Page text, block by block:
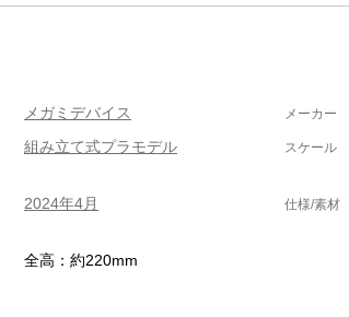
メガミデバイス メーカー
組み立て式プラモデル スケール
2024年4月 仕様/素材
全高：約220mm